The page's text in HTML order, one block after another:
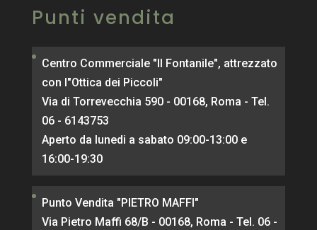
Punti vendita
Centro Commerciale "Il Fontanile", attrezzato
con l"Ottica dei Piccoli"
Via di Torrevecchia 590 - 00168, Roma - Tel.
06 - 6143753
Aperto da lunedi a sabato 09:00-13:00 e
16:00-19:30
Punto Vendita "PIETRO MAFFI"
Via Pietro Maffi 68/B - 00168, Roma - Tel. 06 -